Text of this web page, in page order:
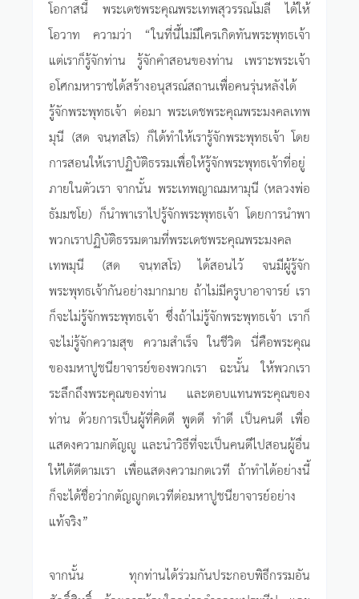
โอกาสนี้ พระเดชพระคุณพระเทพสุวรรณโมลี ได้ให้
โอวาท ความว่า “ในที่นี้ไม่มีใครเกิดทันพระพุทธเจ้า
แต่เราก็รู้จักท่าน รู้จักคำสอนของท่าน เพราะพระเจ้า
อโศกมหาราชได้สร้างอนุสรณ์สถานเพื่อคนรุ่นหลังได้
รู้จักพระพุทธเจ้า ต่อมา พระเดชพระคุณพระมงคลเทพ
มุนี (สด จนฺทสโร) ก็ได้ทำให้เรารู้จักพระพุทธเจ้า โดย
การสอนให้เราปฏิบัติธรรมเพื่อให้รู้จักพระพุทธเจ้าที่อยู่
ภายในตัวเรา จากนั้น พระเทพญาณมหามุนี (หลวงพ่อ
ธัมมชโย) ก็นำพาเราไปรู้จักพระพุทธเจ้า โดยการนำพา
พวกเราปฏิบัติธรรมตามที่พระเดชพระคุณพระมงคล
เทพมุนี (สด จนฺทสโร) ได้สอนไว้ จนมีผู้รู้จัก
พระพุทธเจ้ากันอย่างมากมาย ถ้าไม่มีครูบาอาจารย์ เรา
ก็จะไม่รู้จักพระพุทธเจ้า ซึ่งถ้าไม่รู้จักพระพุทธเจ้า เราก็
จะไม่รู้จักความสุข ความสำเร็จ ในชีวิต นี่คือพระคุณ
ของมหาปูชนียาจารย์ของพวกเรา ฉะนั้น ให้พวกเรา
ระลึกถึงพระคุณของท่าน และตอบแทนพระคุณของ
ท่าน ด้วยการเป็นผู้ที่คิดดี พูดดี ทำดี เป็นคนดี เพื่อ
แสดงความกตัญญู และนำวิธีที่จะเป็นคนดีไปสอนผู้อื่น
ให้ได้ดีตามเรา เพื่อแสดงความกตเวที ถ้าทำได้อย่างนี้
ก็จะได้ชื่อว่ากตัญญูกตเวทีต่อมหาปูชนียาจารย์อย่าง
แท้จริง”
จากนั้น ทุกท่านได้ร่วมกันประกอบพิธีกรรมอัน